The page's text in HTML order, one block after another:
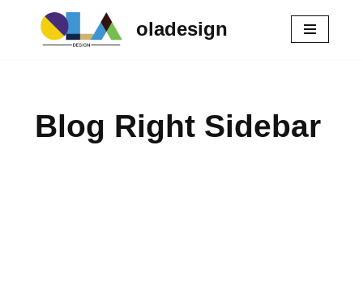
oladesign
Blog Right Sidebar